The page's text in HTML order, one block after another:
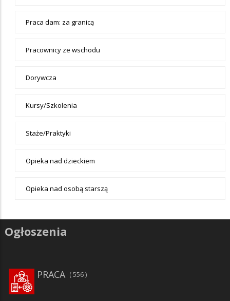
Praca dam: za granicą
Pracownicy ze wschodu
Dorywcza
Kursy/Szkolenia
Staże/Praktyki
Opieka nad dzieckiem
Opieka nad osobą starszą
Ogłoszenia
PRACA 556